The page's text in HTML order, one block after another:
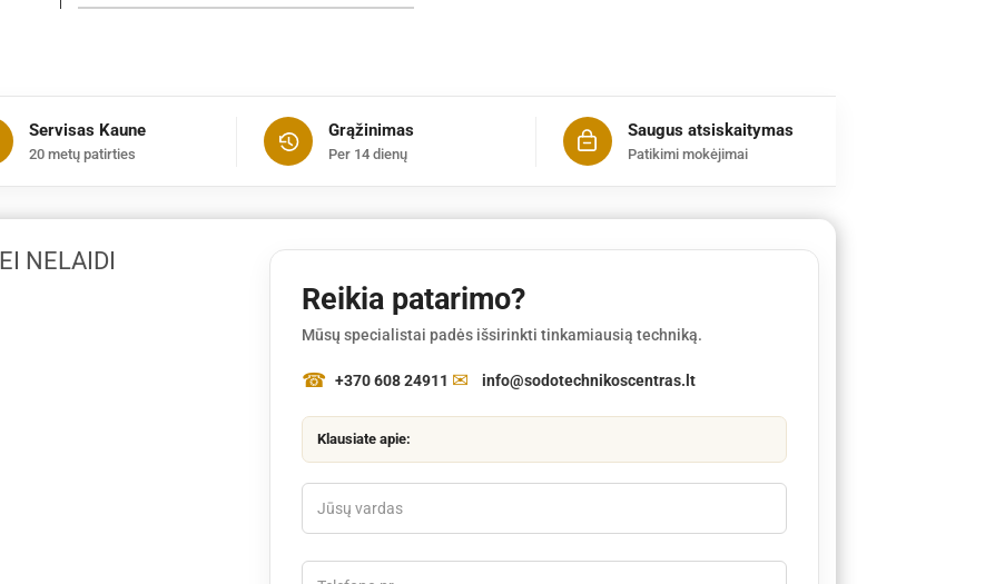
Servisas Kaune
20 metų patirties
Grąžinimas
Per 14 dienų
Saugus atsiskaitymas
Patikimi mokėjimai
NELAIDI
Reikia patarimo?
Mūsų specialistai padės išsirinkti tinkamiausią techniką.
+370 608 24911 info@sodotechnikoscentras.lt
Klausiate apie: